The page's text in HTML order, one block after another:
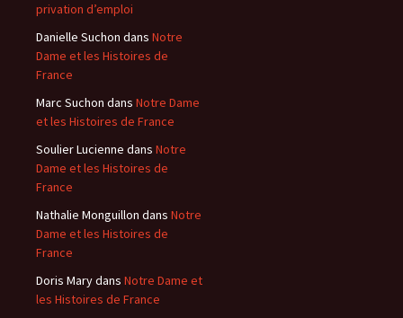
privation d’emploi
Danielle Suchon dans Notre
Dame et les Histoires de
France
Marc Suchon dans Notre Dame
et les Histoires de France
Soulier Lucienne dans Notre
Dame et les Histoires de
France
Nathalie Monguillon dans Notre
Dame et les Histoires de
France
Doris Marydans Notre Dame et
les Histoires de France